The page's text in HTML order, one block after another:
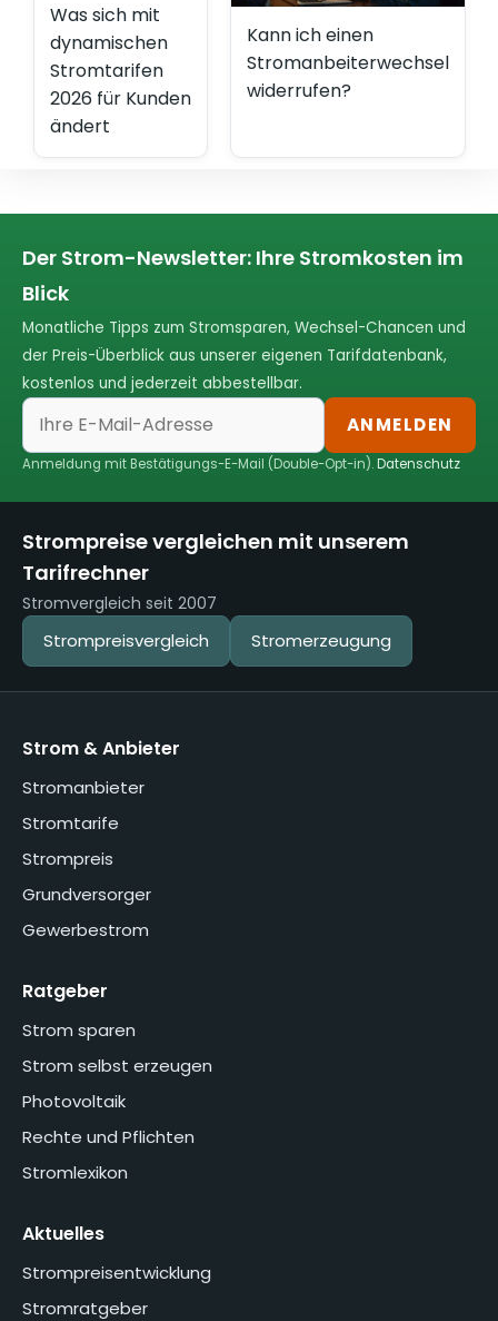
Was sich mit
dynamischen
Stromtarifen
2026 für Kunden
ändert
Kann ich einen
Stromanbeiterwechsel
widerrufen?
Der Strom-Newsletter: Ihre Stromkosten im
Blick
Monatliche Tipps zum Stromsparen, Wechsel-Chancen und
der Preis-Überblick aus unserer eigenen Tarifdatenbank,
kostenlos und jederzeit abbestellbar.
ANMELDEN
Anmeldung mit Bestätigungs-E-Mail (Double-Opt-in).Datenschutz
Strompreise vergleichen mit unserem
Tarifrechner
Stromvergleich seit 2007
Strompreisvergleich Stromerzeugung
Strom & Anbieter
Stromanbieter
Stromtarife
Strompreis
Grundversorger
Gewerbestrom
Ratgeber
Strom sparen
Strom selbst erzeugen
Photovoltaik
Rechte und Pflichten
Stromlexikon
Aktuelles
Strompreisentwicklung
Stromratgeber